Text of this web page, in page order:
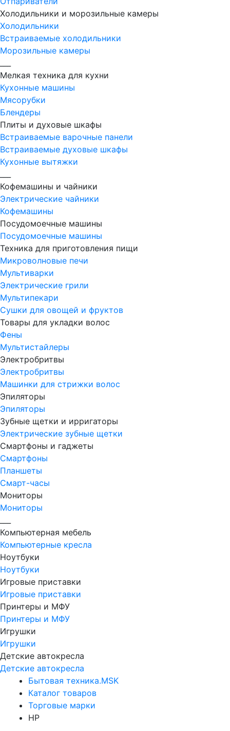
Холодильники и морозильные камеры
Холодильники
Встраиваемые холодильники
Морозильные камеры
Мелкая техника для кухни
Кухонные машины
Мясорубки
Блендеры
Плиты и духовые шкафы
Встраиваемые варочные панели
Встраиваемые духовые шкафы
Кухонные вытяжки
Кофемашины и чайники
Электрические чайники
Кофемашины
Посудомоечные машины
Посудомоечные машины
Техника для приготовления пищи
Микроволновые печи
Мультиварки
Электрические грили
Мультипекари
Сушки для овощей и фруктов
Товары для укладки волос
Фены
Мультистайлеры
Электробритвы
Электробритвы
Машинки для стрижки волос
Эпиляторы
Эпиляторы
Зубные щетки и ирригаторы
Электрические зубные щетки
Смартфоны и гаджеты
Смартфоны
Планшеты
Смарт-часы
Мониторы
Мониторы
Компьютерная мебель
Компьютерные кресла
Ноутбуки
Ноутбуки
Игровые приставки
Игровые приставки
Принтеры и МФУ
Принтеры и МФУ
Игрушки
Игрушки
Детские автокресла
Детские автокресла
Бытовая техника.MSK
Каталог товаров
Торговые марки
HP